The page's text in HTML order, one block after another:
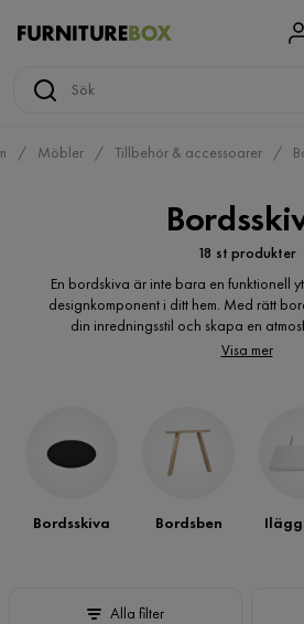
Möbler Tillbehör & accessoarer
18 st produkter
En bordskiva är inte bara en funktionell
designkomponent i ditt hem. Med rätt
din inredningsstil och skapa en
önskemål. Oavsett om du föredrar en
som kompletterar och förhöjer
Visa mer
Bordsskiva Bordsben
Alla filter